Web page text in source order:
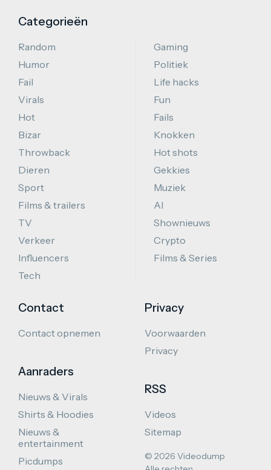
Categorieën
Random
Humor
Fail
Virals
Hot
Bizar
Throwback
Dieren
Sport
Films & trailers
TV
Verkeer
Influencers
Tech
Gaming
Politiek
Life hacks
Fun
Fails
Knokken
Hot shots
Gekkies
Muziek
AI
Shownieuws
Crypto
Films & Series
Contact
Contact opnemen
Aanraders
Nieuws & Virals
Shirts & Hoodies
Nieuws &
entertainment
Picdumps
Privacy
Voorwaarden
Privacy
RSS
Videos
Sitemap
© 2026 Videodump